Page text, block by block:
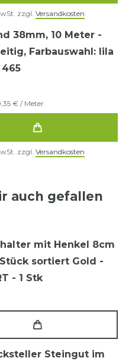
zzgl. Versandkosten
38mm, 10 Meter -
, Farbauswahl: lila
€ / Meter
zzgl. Versandkosten
auch gefallen
mit Henkel 8cm
sortiert Gold -
- 1 Stk
Steingut im